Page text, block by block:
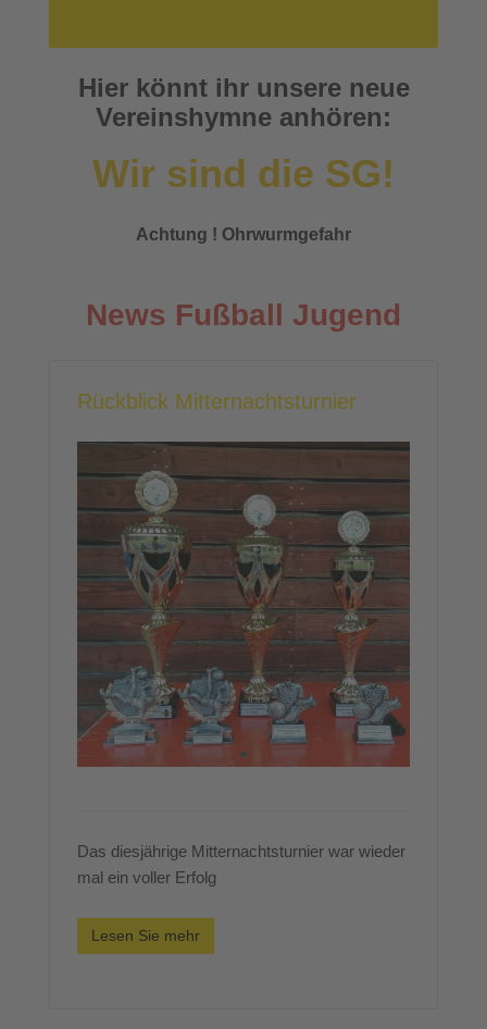
Hier könnt ihr unsere neue
Vereinshymne anhören:
Wir sind die SG!
Achtung ! Ohrwurmgefahr
News Fußball Jugend
Rückblick Mitternachtsturnier
Das diesjährige Mitternachtsturnier war wieder
mal ein voller Erfolg
Lesen Sie mehr